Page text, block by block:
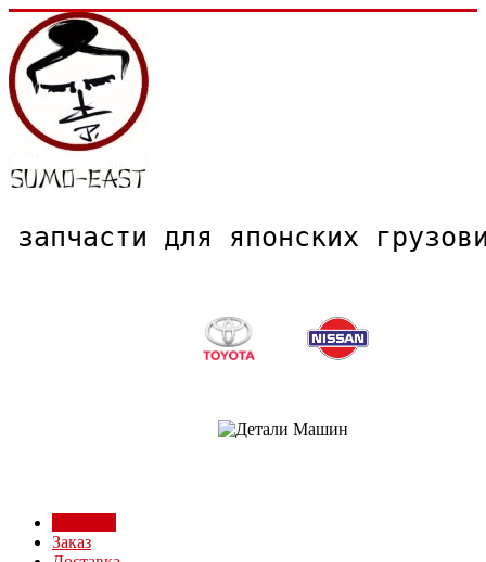
запчасти для японских
Заказ